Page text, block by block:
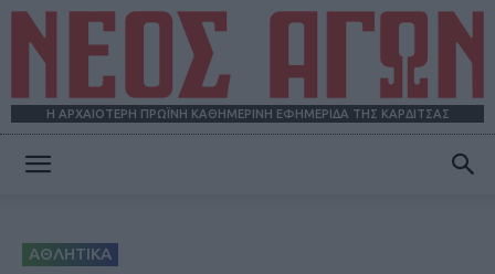
Η ΑΡΧΑΙΟΤΕΡΗ ΠΡΩΪΝΗ ΚΑΘΗΜΕΡΙΝΗ ΕΦΗΜΕΡΙΔΑ ΤΗΣ ΚΑΡΔΙΤΣΑΣ
ΑΘΛΗΤΙΚΑ